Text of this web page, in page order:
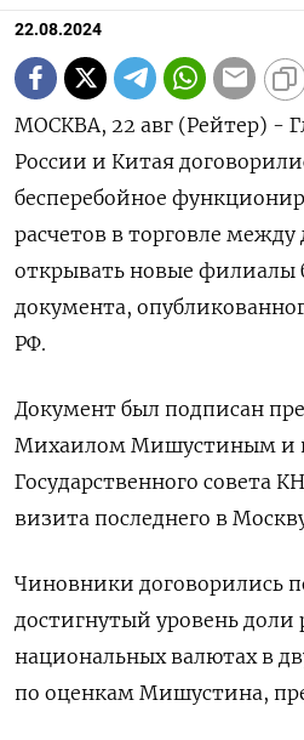
22.08.2024
МОСКВА, 22 авг (Рейтер) -
России и Китая
бесперебойное
расчетов в торговле
открывать новые филиалы
документа,
РФ.
Документ был подписан
Михаилом Мишустиным и
Государственного совета
визита последнего в
Чиновники договорились
достигнутый уровень доли
национальных валютах в
по оценкам Мишустина,